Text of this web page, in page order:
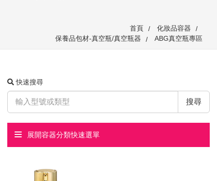
首頁
化妝品容器
保養品包材-真空瓶/真空瓶器
ABG真空瓶專區
快速搜尋
搜尋
展開容器分類快速選單